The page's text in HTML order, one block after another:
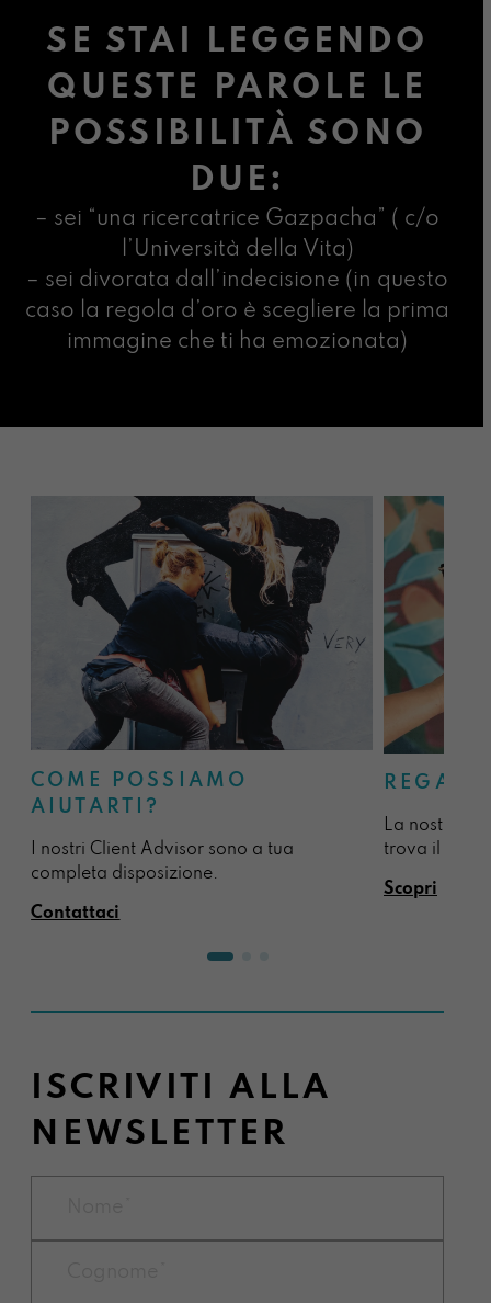
SE STAI LEGGENDO
QUESTE PAROLE LE
POSSIBILITÀ SONO
DUE:
– sei “una ricercatrice Gazpacha” ( c/o
l’Università della Vita)
– sei divorata dall’indecisione (in questo
caso la regola d’oro è scegliere la prima
immagine che ti ha emozionata)
COME POSSIAMO
AIUTARTI?
I nostri Client Advisor sono a tua
completa disposizione.
Contattaci
La nostra
trova il
Scopri
ISCRIVITI ALLA
NEWSLETTER